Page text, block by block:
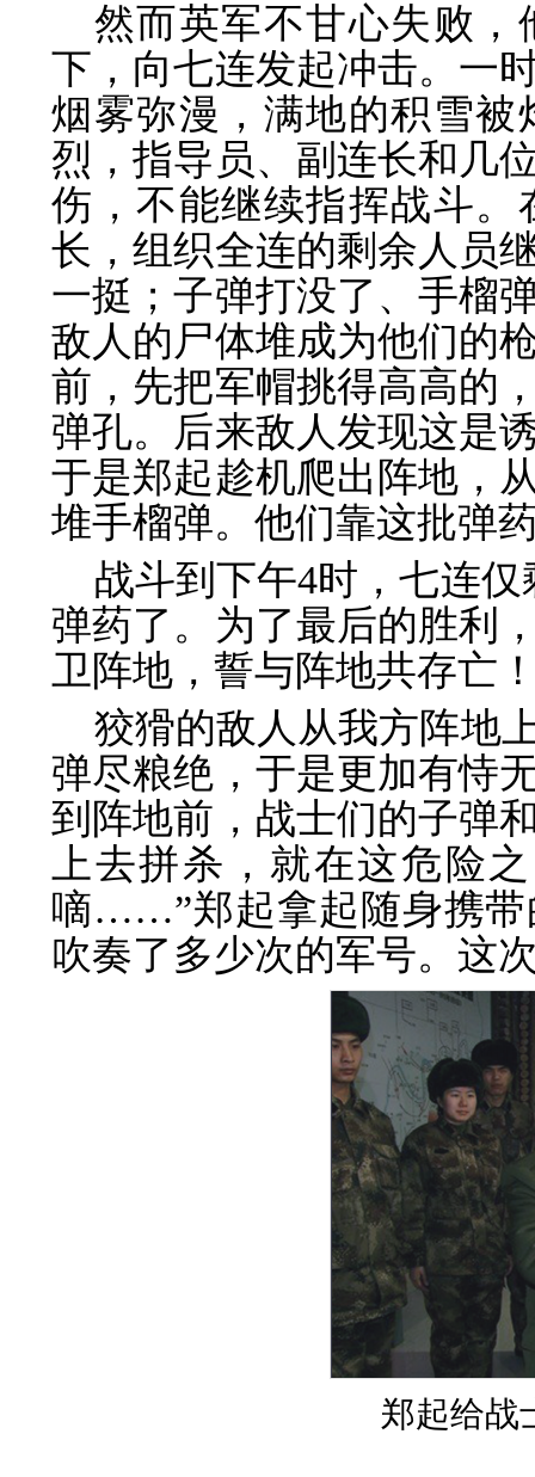
然而英军不甘心失败
下，向七连发起冲击。一
烟雾弥漫，满地的积雪
烈，指导员、副连长和几
伤，不能继续指挥战斗
长，组织全连的剩余人员
一挺；子弹打没了、手榴
敌人的尸体堆成为他们的
前，先把军帽挑得高高的
弹孔。后来敌人发现这是
于是郑起趁机爬出阵地，
堆手榴弹。他们靠这批弹
战斗到下午4时，七连
弹药了。为了最后的胜利
卫阵地，誓与阵地共存亡
狡猾的敌人从我方阵地
弹尽粮绝，于是更加有恃
到阵地前，战士们的子弹
上去拼杀，就在这危险
嘀……”郑起拿起随身携带
吹奏了多少次的军号。这
郑起给战